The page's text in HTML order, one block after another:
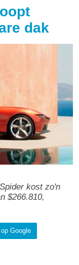
dak
kost zo'n
$266.810,
Google